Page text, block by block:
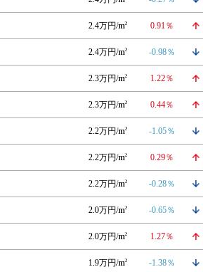
2.4万円/m2 0.91％
2.4万円/m2 -0.98％
2.3万円/m2 1.22％
2.3万円/m2 0.44％
2.2万円/m2 -1.05％
2.2万円/m2 0.29％
2.2万円/m2 -0.28％
2.0万円/m2 -0.65％
2.0万円/m2 1.27％
1.9万円/m2 -1.38％